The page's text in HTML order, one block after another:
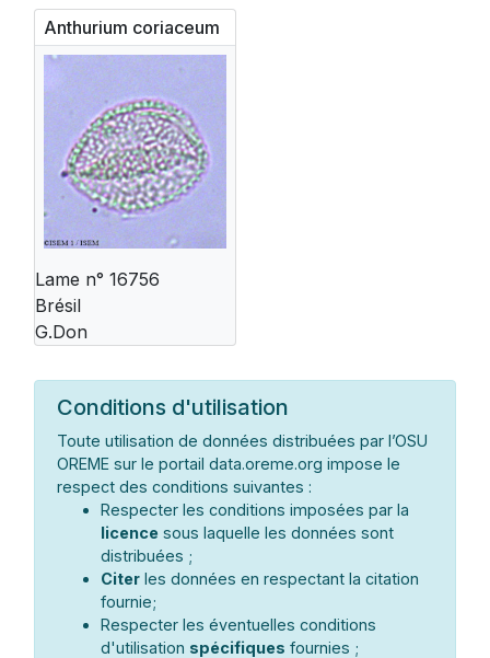
Anthurium coriaceum
Lame n° 16756
Brésil
G.Don
Conditions d'utilisation
Toute utilisation de données distribuées par l’OSU
OREME sur le portail data.oreme.org impose le
respect des conditions suivantes :
Respecter les conditions imposées par la
licence sous laquelle les données sont
distribuées ;
Citer les données en respectant la citation
fournie;
Respecter les éventuelles conditions
d'utilisation spécifiques fournies ;